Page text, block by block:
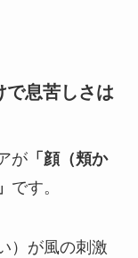
で息苦しさは
が「顔（頬か
です。
）が風の刺激